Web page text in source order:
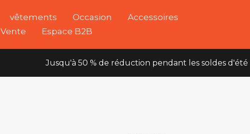
vêtements Occasion
Accessoires
Vente Espace B2B
Jusqu'à 50 % de réduction pendant les soldes d'été